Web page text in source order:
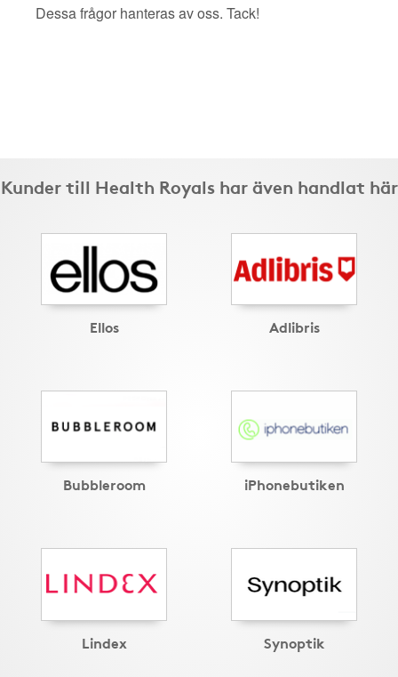
Dessa frågor hanteras av oss. Tack!
Kunder till Health Royals har även handlat här
Ellos Adlibris
Bubbleroom iPhonebutiken
Lindex Synoptik